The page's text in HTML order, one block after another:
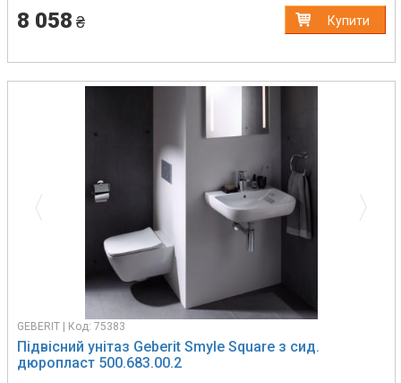
8 058 ₴ Купити
GEBERIT | Код: 75383
Підвісний унітаз Geberit Smyle Square з сид.
дюропласт 500.683.00.2